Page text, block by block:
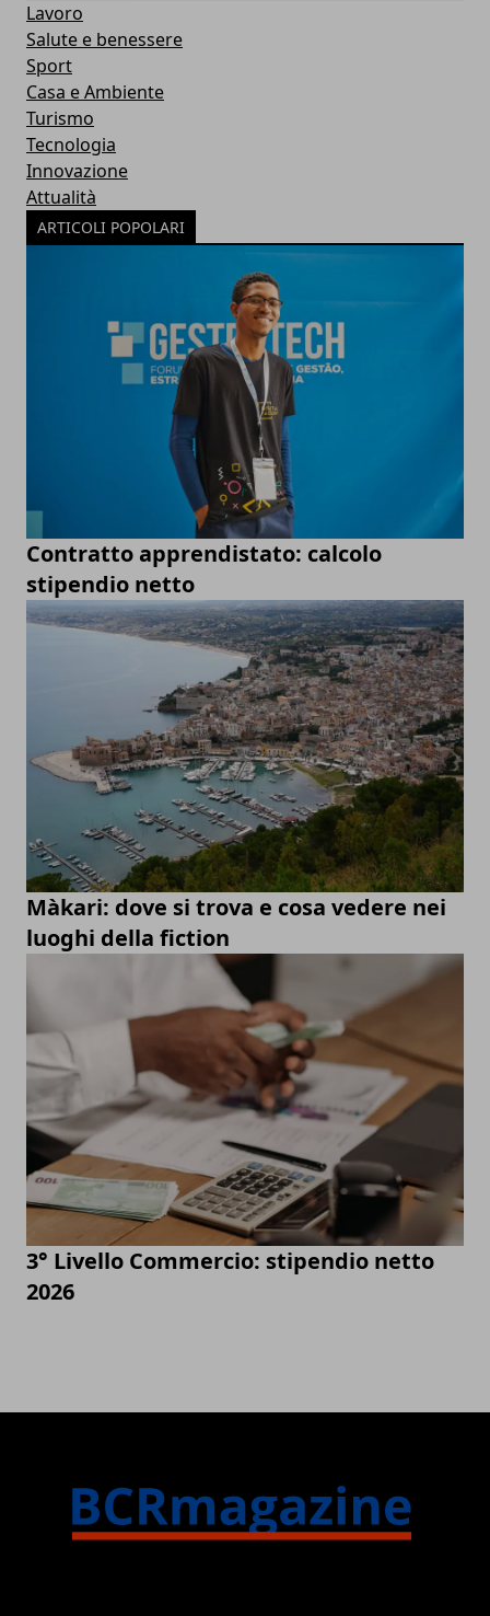
Lavoro
Salute e benessere
Sport
Casa e Ambiente
Turismo
Tecnologia
Innovazione
Attualità
ARTICOLI POPOLARI
Contratto apprendistato: calcolo
stipendio netto
Màkari: dove si trova e cosa vedere nei
luoghi della fiction
3° Livello Commercio: stipendio netto
2026